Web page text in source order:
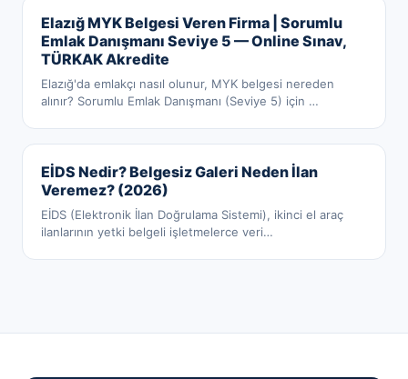
Elazığ MYK Belgesi Veren Firma | Sorumlu
Emlak Danışmanı Seviye 5 — Online Sınav,
TÜRKAK Akredite
Elazığ'da emlakçı nasıl olunur, MYK belgesi nereden
alınır? Sorumlu Emlak Danışmanı (Seviye 5) için …
EİDS Nedir? Belgesiz Galeri Neden İlan
Veremez? (2026)
EİDS (Elektronik İlan Doğrulama Sistemi), ikinci el araç
ilanlarının yetki belgeli işletmelerce veri…